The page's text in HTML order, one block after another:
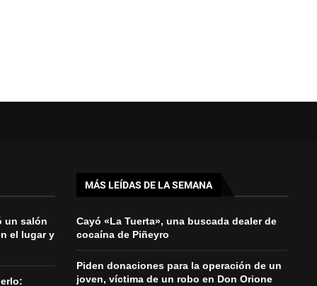
un salón
el lugar y
MÁS LEÍDAS DE LA SEMANA
Cayó «La Tuerta», una buscada dealer de
cocaína de Piñeyro
Piden donaciones para la operación de un
joven, víctima de un robo en Don Orione